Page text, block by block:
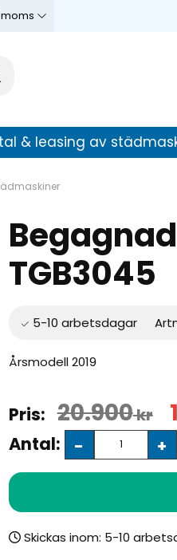
moms
& leasing av
TGB3045
Årsmodell 2019
20.900kr
Antal: +
-
Skickas inom: